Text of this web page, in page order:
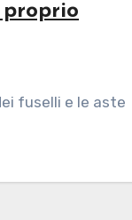
proprio
fuselli e le aste